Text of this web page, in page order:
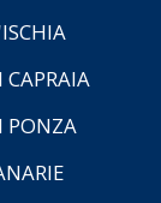
CAPRAIA
PONZA